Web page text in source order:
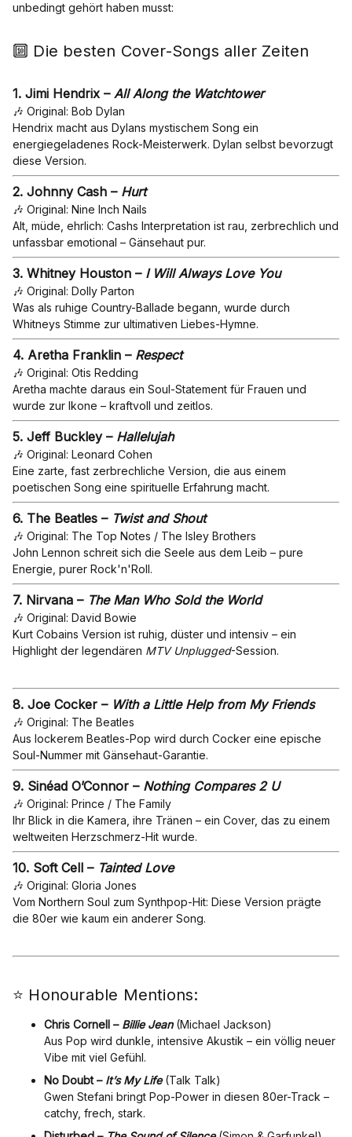
unbedingt gehört haben musst:
🔟 Die besten Cover-Songs aller Zeiten
1. Jimi Hendrix – All Along the Watchtower
🎶 Original: Bob Dylan
Hendrix macht aus Dylans mystischem Song ein
energiegeladenes Rock-Meisterwerk. Dylan selbst bevorzugt
diese Version.
2. Johnny Cash – Hurt
🎶 Original: Nine Inch Nails
Alt, müde, ehrlich: Cashs Interpretation ist rau, zerbrechlich und
unfassbar emotional – Gänsehaut pur.
3. Whitney Houston – I Will Always Love You
🎶 Original: Dolly Parton
Was als ruhige Country-Ballade begann, wurde durch
Whitneys Stimme zur ultimativen Liebes-Hymne.
4. Aretha Franklin – Respect
🎶 Original: Otis Redding
Aretha machte daraus ein Soul-Statement für Frauen und
wurde zur Ikone – kraftvoll und zeitlos.
5. Jeff Buckley – Hallelujah
🎶 Original: Leonard Cohen
Eine zarte, fast zerbrechliche Version, die aus einem
poetischen Song eine spirituelle Erfahrung macht.
6. The Beatles – Twist and Shout
🎶 Original: The Top Notes / The Isley Brothers
John Lennon schreit sich die Seele aus dem Leib – pure
Energie, purer Rock'n'Roll.
7. Nirvana – The Man Who Sold the World
🎶 Original: David Bowie
Kurt Cobains Version ist ruhig, düster und intensiv – ein
Highlight der legendären MTV Unplugged-Session.
8. Joe Cocker – With a Little Help from My Friends
🎶 Original: The Beatles
Aus lockerem Beatles-Pop wird durch Cocker eine epische
Soul-Nummer mit Gänsehaut-Garantie.
9. Sinéad O’Connor – Nothing Compares 2 U
🎶 Original: Prince / The Family
Ihr Blick in die Kamera, ihre Tränen – ein Cover, das zu einem
weltweiten Herzschmerz-Hit wurde.
10. Soft Cell – Tainted Love
🎶 Original: Gloria Jones
Vom Northern Soul zum Synthpop-Hit: Diese Version prägte
die 80er wie kaum ein anderer Song.
⭐ Honourable Mentions:
Chris Cornell – Billie Jean(Michael Jackson)
Aus Pop wird dunkle, intensive Akustik – ein völlig neuer
Vibe mit viel Gefühl.
No Doubt – It’s My Life(Talk Talk)
Gwen Stefani bringt Pop-Power in diesen 80er-Track –
catchy, frech, stark.